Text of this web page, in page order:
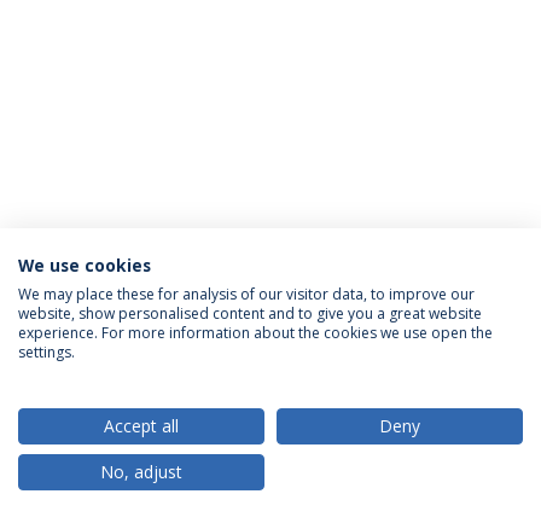
Política de Privacidade
Termos & Condições
Direitos do Titular dos Dados
© 2026 Universidade Católica Portuguesa
We use cookies
We may place these for analysis of our visitor data, to improve our
website, show personalised content and to give you a great website
experience. For more information about the cookies we use open the
settings.
Accept all
Deny
No, adjust